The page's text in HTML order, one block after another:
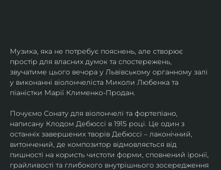
Музика, яка не потребує пояснень, але створює
простір для власних думок та спостережень,
звучатиме цього вечора у Львівському органному залі
у виконанні віолончеліста Миколи Любенка та
піаністки Марії Клименко-Продан.
Почуємо Сонату для віолончелі та фортепіано,
написану Клодом Дебюссі в 1915 році. Це один з
останніх завершених творів Дебюссі – лаконічний,
витончений, де композитор відмовляється від
пишності на користь чистоти форми, сповнений іронії,
грайливості та глибокого внутрішнього зосередження